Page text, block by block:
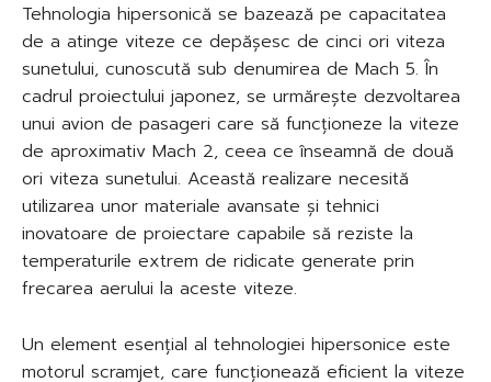
Tehnologia hipersonică se bazează pe capacitatea
de a atinge viteze ce depășesc de cinci ori viteza
sunetului, cunoscută sub denumirea de Mach 5. În
cadrul proiectului japonez, se urmărește dezvoltarea
unui avion de pasageri care să funcționeze la viteze
de aproximativ Mach 2, ceea ce înseamnă de două
ori viteza sunetului. Această realizare necesită
utilizarea unor materiale avansate și tehnici
inovatoare de proiectare capabile să reziste la
temperaturile extrem de ridicate generate prin
frecarea aerului la aceste viteze.
Un element esențial al tehnologiei hipersonice este
motorul scramjet, care funcționează eficient la viteze